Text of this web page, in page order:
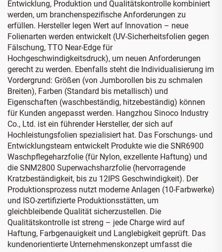
Entwicklung, Produktion und Qualitätskontrolle kombiniert
werden, um branchenspezifische Anforderungen zu
erfüllen. Hersteller legen Wert auf Innovation – neue
Folienarten werden entwickelt (UV-Sicherheitsfolien gegen
Fälschung, TTO Near-Edge für
Hochgeschwindigkeitsdruck), um neuen Anforderungen
gerecht zu werden. Ebenfalls steht die Individualisierung im
Vordergrund: Größen (von Jumborollen bis zu schmalen
Breiten), Farben (Standard bis metallisch) und
Eigenschaften (waschbeständig, hitzebeständig) können
für Kunden angepasst werden. Hangzhou Sinoco Industry
Co., Ltd. ist ein führender Hersteller, der sich auf
Hochleistungsfolien spezialisiert hat. Das Forschungs- und
Entwicklungsteam entwickelt Produkte wie die SNR6900
Waschpflegeharzfolie (für Nylon, exzellente Haftung) und
die SNM2800 Superwachsharzfolie (hervorragende
Kratzbeständigkeit, bis zu 12IPS Geschwindigkeit). Der
Produktionsprozess nutzt moderne Anlagen (10-Farbwerke)
und ISO-zertifizierte Produktionsstätten, um
gleichbleibende Qualität sicherzustellen. Die
Qualitätskontrolle ist streng – jede Charge wird auf
Haftung, Farbgenauigkeit und Langlebigkeit geprüft. Das
kundenorientierte Unternehmenskonzept umfasst die